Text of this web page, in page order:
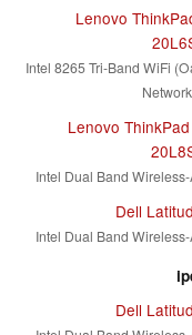
Lenovo
Intel 8265 Tri-Band WiFi
Lenovo
Intel Dual Band
Dell
Intel Dual Band
Dell